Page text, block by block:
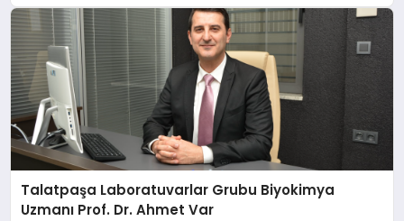
Anlatıyor
Talatpaşa Laboratuvarlar Grubu Biyokimya
Uzmanı Prof. Dr. Ahmet Var